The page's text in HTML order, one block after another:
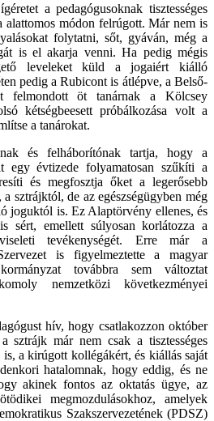
a pedagógusoknak tisztességes
alattomos módon felrúgott. Már nem is
folytatni, sőt, gyáván, még a
is el akarja venni. Ha pedig mégis
leveleket küld a jogaiért kiálló
pedig a Rubicont is átlépve, a Belső-
felmondott öt tanárnak a Kölcsey
kétségbeesett próbálkozása volt a
a tanárokat.
és felháborítónak tartja, hogy a
egy évtizede folyamatosan szűkíti a
és megfosztja őket a legerősebb
sztrájktól, de az egészségügyben még
joguktól is. Ez Alaptörvény ellenes, és
sért, emellett súlyosan korlátozza a
tevékenységét. Erre már a
is figyelmeztette a magyar
továbbra sem változtat
nemzetközi következményei
hív, hogy csatlakozzon október
sztrájk már nem csak a tisztességes
a kirúgott kollégákért, és kiállás saját
hatalomnak, hogy eddig, és ne
akinek fontos az oktatás ügye, az
megmozdulásokhoz, amelyek
Szakszervezetének (PDSZ)